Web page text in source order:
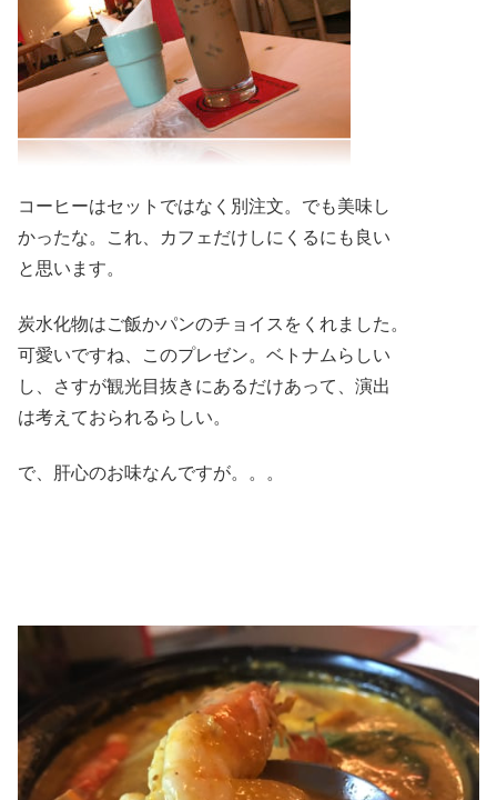
コーヒーはセットではなく別注文。でも美味し
かったな。これ、カフェだけしにくるにも良い
と思います。
炭水化物はご飯かパンのチョイスをくれました。
可愛いですね、このプレゼン。ベトナムらしい
し、さすが観光目抜きにあるだけあって、演出
は考えておられるらしい。
で、肝心のお味なんですが。。。